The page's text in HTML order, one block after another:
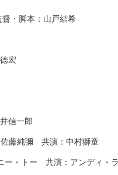
・脚本：山戸結希
宏
信一郎
藤純彌 共演：中村獅童
・トー 共演：アンディ・